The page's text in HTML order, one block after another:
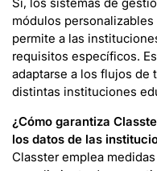
Sí, los sistemas de
módulos
permite a las
requisitos específicos.
adaptarse a los flujos de
distintas instituciones
¿Cómo garantiza
los datos de las
Classter emplea